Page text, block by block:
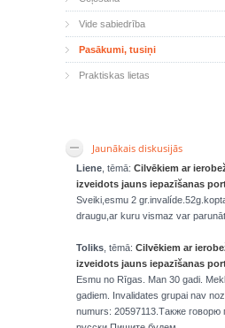
Vide sabiedrība
Pasākumi, tusiņi
Praktiskas lietas
Jaunākais diskusijās
Liene , tēmā: Cilvēkiem ar
izveidots jauns iepazīšanas
Sveiki,esmu 2
draugu,ar kuru vismaz var parunāt.
Toliks , tēmā: Cilvēkiem ar
izveidots jauns iepazīšanas
Esmu no Rīgas. Man 30 gadi.
gadiem. Invalidates grupai nav
numurs: 20597113.Также говорю